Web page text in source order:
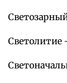
Светолитие